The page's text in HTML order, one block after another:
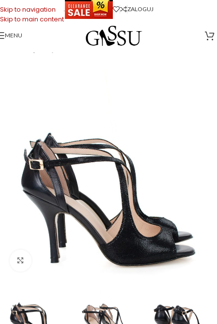
Skip to navigation
Skip to main content
. ZALOGUJ
MENU
Strona główna Sklep firmowy Gassu>Buty do Tańca
ABELLA – czarne
Kliknij, aby powiększyć